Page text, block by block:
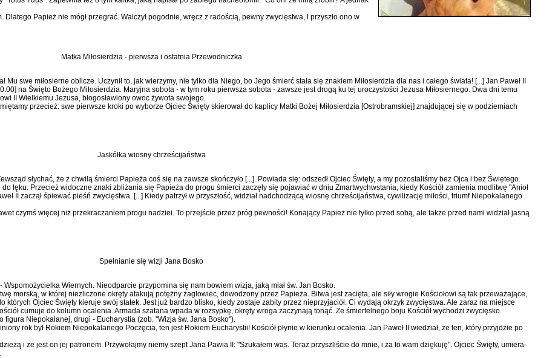
Dlatego Papież nie mógł prze­grać. Walczył pogodnie, wręcz z ra­dością, pewny zwycięstwa, l przy­szło ono w
Matka Miłosierdzia - pierwsza i ostatnia Przewodniczka
swe miłosierne oblicze. Uczynił to, jak wierzymy, nie tylko dla Niego, bo Je­go śmierć stała się znakiem Miłosier­dzia dla nas i całego świata! [...] Jan Paweł II
na Święto Boże­go Miłosierdzia. Maryjna sobota - w tym roku pierwsza sobota - za­wsze jest drogą ku tej uroczystości Jezusa Miłosiernego. Dwa dni temu
II Wielkiemu Jezusa, błogosła­wiony owoc żywota swojego.
przecież: swe pierwsze kroki po wyborze Ojciec Święty skie­rował do kaplicy Matki Bożej Miło­sierdzia [Ostrobramskiej] znajdującej się w podzie­miach
Jaskółka wiosny chrześcijaństwa
słychać, że z chwilą śmierci Papieża coś się na zawsze skończyło [...]. Powiada się: od­szedł Ojciec Święty, a my pozostali­śmy bez Ojca i bez Świętego.
lę­ku. Przecież widoczne znaki zbliżania się Papieża do progu śmierci zaczęły się pojawiać w dniu Zmartwych­wstania, kiedy Kościół zamienia mo­dlitwę "Anioł
II zaczął śpiewać pieśń zwycięstwa. [...] Kiedy patrzył w przy­szłość, widział nadchodzącą wiosnę chrześcijaństwa, cywilizację miłości, triumf Niepokalanego
czymś więcej niż przekracza­niem progu nadziei. To przejście przez próg pewności! Konający Pa­pież nie tylko przed sobą, ale także przed nami widział jasną
Spełnianie się wizji Jana Bosko
Wiernych. Nieod­parcie przypomina się nam bowiem wizja, jaką miał św. Jan Bosko.
morską, w której niezliczone okręty atakują potężny żaglowiec, dowodzony przez Papieża. Bitwa jest zacięta, ale siły wrogie Kościoło­wi są tak przeważające,
Ojciec Święty kieruje swój sta­tek. Jest już bardzo blisko, kiedy zo­staje zabity przez nieprzyjaciół. Ci wydają okrzyk zwycięstwa. Ale zaraz na miejsce
cumuje do kolumn ocalenia. Armada szatana wpada w rozsypkę, okręty wroga zaczynają tonąć. Ze śmiertelnego boju Kościół wychodzi zwycięsko.
Niepokalanej, drugi - Eucharystia (zob. "Wizja św. Jana Bosko").
rok był Rokiem Niepokala­nego Poczęcia, ten jest Rokiem Eu­charystii! Kościół płynie w kierunku ocalenia. Jan Paweł II wiedział, że ten, który przyjdzie po
i że jest on jej patronem. Przywołajmy niemy szept Jana Pawia II: "Szukałem was. Teraz przyszliście do mnie, i za to wam dziękuję". Ojciec Święty, umiera­